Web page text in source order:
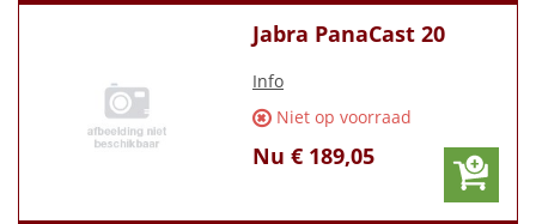
Jabra PanaCast 20
Info
Niet op voorraad
Nu € 189,05